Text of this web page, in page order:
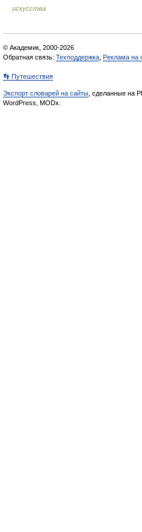
искусства
© Академик, 2000-2026
Обратная связь: Техподдержка Реклама на
👣 Путешествия
Экспорт словарей на сайты , сделанные на
WordPress, MODx.